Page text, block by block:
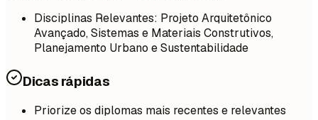
Disciplinas Relevantes: Projeto Arquitetônico
Avançado, Sistemas e Materiais Construtivos,
Planejamento Urbano e Sustentabilidade
Dicas rápidas
Priorize os diplomas mais recentes e relevantes